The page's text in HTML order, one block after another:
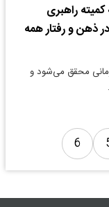
راهبری
ذهن و رفتار همه
محقق می‌شود و
6